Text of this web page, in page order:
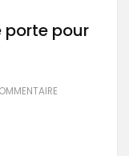
porte pour